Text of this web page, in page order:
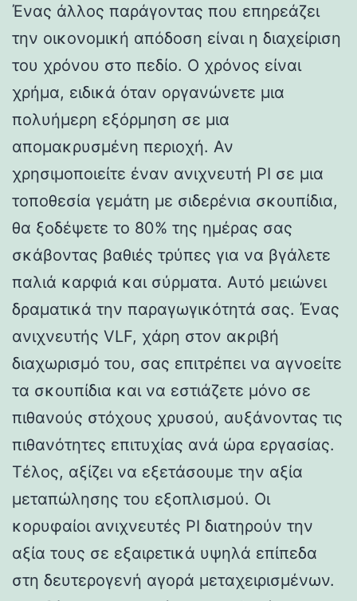
Ένας άλλος παράγοντας που επηρεάζει
την οικονομική απόδοση είναι η διαχείριση
του χρόνου στο πεδίο. Ο χρόνος είναι
χρήμα, ειδικά όταν οργανώνετε μια
πολυήμερη εξόρμηση σε μια
απομακρυσμένη περιοχή. Αν
χρησιμοποιείτε έναν ανιχνευτή PI σε μια
τοποθεσία γεμάτη με σιδερένια σκουπίδια,
θα ξοδέψετε το 80% της ημέρας σας
σκάβοντας βαθιές τρύπες για να βγάλετε
παλιά καρφιά και σύρματα. Αυτό μειώνει
δραματικά την παραγωγικότητά σας. Ένας
ανιχνευτής VLF, χάρη στον ακριβή
διαχωρισμό του, σας επιτρέπει να αγνοείτε
τα σκουπίδια και να εστιάζετε μόνο σε
πιθανούς στόχους χρυσού, αυξάνοντας τις
πιθανότητες επιτυχίας ανά ώρα εργασίας.
Τέλος, αξίζει να εξετάσουμε την αξία
μεταπώλησης του εξοπλισμού. Οι
κορυφαίοι ανιχνευτές PI διατηρούν την
αξία τους σε εξαιρετικά υψηλά επίπεδα
στη δευτερογενή αγορά μεταχειρισμένων.